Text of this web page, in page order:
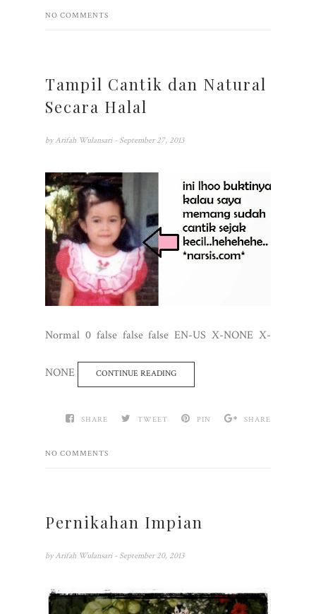
NO COMMENTS
Tampil Cantik dan Natural
Secara Halal
by Arifah Wulansari - September 27, 2013
Normal 0 false false false EN-US X-NONE X-
NONE CONTINUE READING
SHARE TWEET PIN SHARE
NO COMMENTS
Pernikahan Impian
by Arifah Wulansari - September 20, 2013